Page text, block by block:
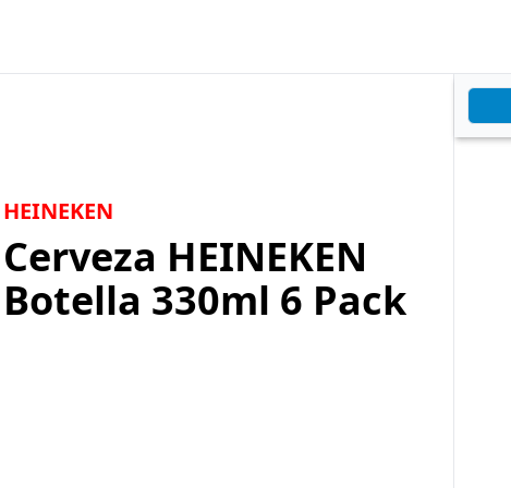
HEINEKEN
Cerveza HEINEKEN
Botella 330ml 6 Pack